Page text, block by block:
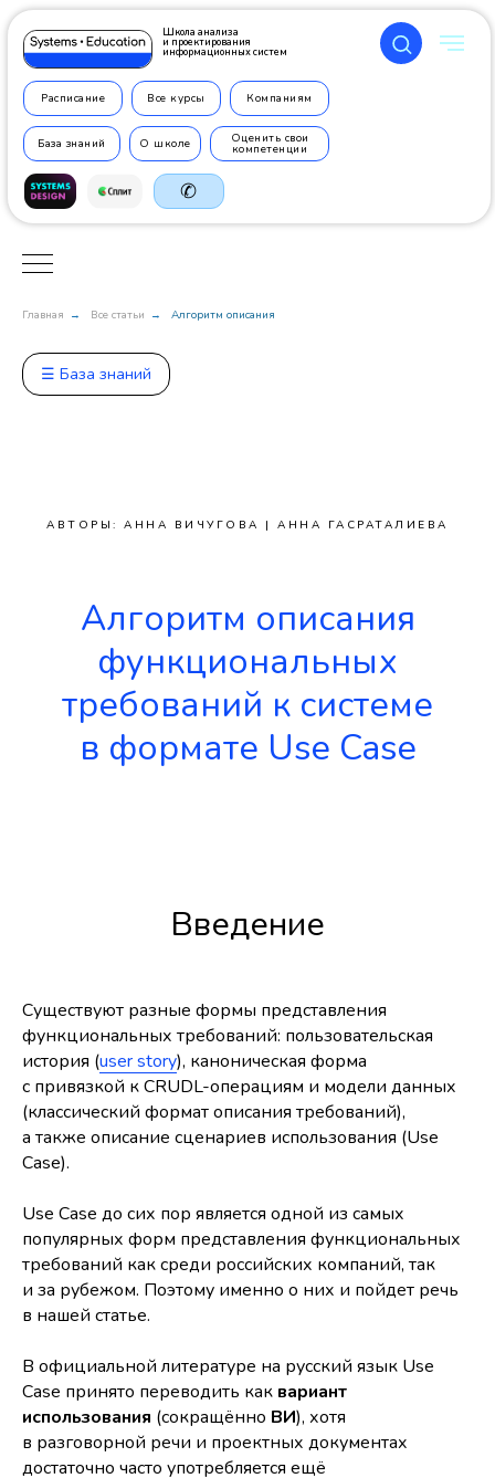
Школа анализа
и проектирования
информационных систем
+7 499
Расписание Все курсы Компаниям
Оценить свои
компетенции
База знаний О школе
✆
Главная → Все статьи → Алгоритм описания
☰ База знаний
АВТОРЫ: АННА ВИЧУГОВА | АННА ГАСРАТАЛИЕВА
Алгоритм описания
функциональных
требований к системе
в формате Use Case
Введение
Существуют разные формы представления
функциональных требований: пользовательская
история (user story), каноническая форма
с привязкой к CRUDL-операциям и модели данных
(классический формат описания требований),
а также описание сценариев использования (Use
Case).
Use Case до сих пор является одной из самых
популярных форм представления функциональных
требований как среди российских компаний, так
и за рубежом. Поэтому именно о них и пойдет речь
в нашей статье.
В официальной литературе на русский язык Use
Case принято переводить как вариант
использования (сокращённо ВИ), хотя
в разговорной речи и проектных документах
достаточно часто употребляется ещё